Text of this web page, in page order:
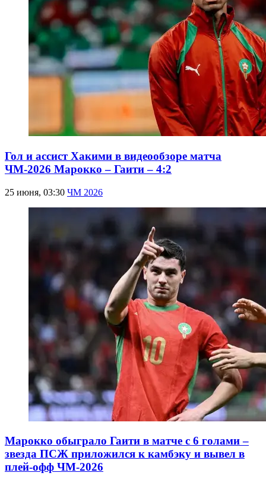
Гол и ассист Хакими в видеообзоре матча
ЧМ-2026 Марокко – Гаити – 4:2
25 июня, 03:30 ЧМ 2026
Марокко обыграло Гаити в матче с 6 голами –
звезда ПСЖ приложился к камбэку и вывел в
плей-офф ЧМ-2026